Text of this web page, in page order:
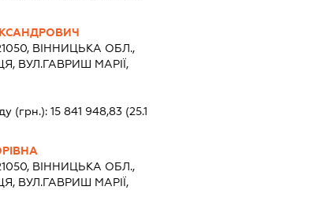
ВІННИЦЬКА ОБЛ.,
ВУЛ.ГАВРИШ МАРІЇ,
(грн.):15 841 948,83 (25.1
ВІННИЦЬКА ОБЛ.,
ВУЛ.ГАВРИШ МАРІЇ,